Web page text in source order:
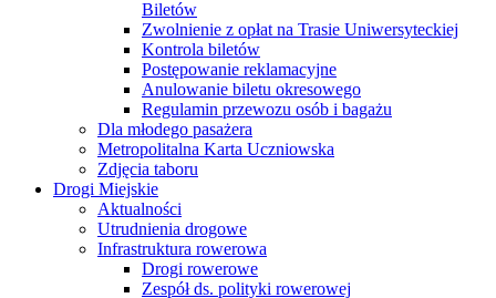
Biletów
Zwolnienie z opłat na Trasie Uniwersyteckiej
Kontrola biletów
Postępowanie reklamacyjne
Anulowanie biletu okresowego
Regulamin przewozu osób i bagażu
Dla młodego pasażera
Metropolitalna Karta Uczniowska
Zdjęcia taboru
Drogi Miejskie
Aktualności
Utrudnienia drogowe
Infrastruktura rowerowa
Drogi rowerowe
Zespół ds. polityki rowerowej